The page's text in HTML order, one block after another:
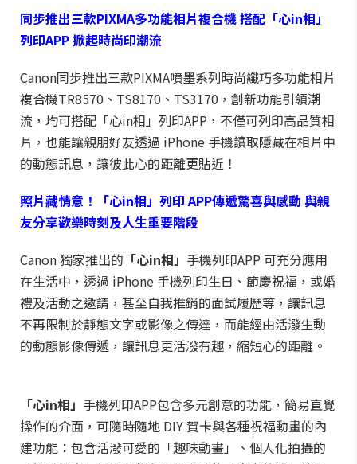
同步推出三款PIXMA多功能相片複合機搭配「心in相」
列印APP掀起時尚印潮流
Canon同步推出三款PIXMA噴墨系列時尚纖巧多功能相片
複合機TR8570、TS8170、TS3170，創新功能引領潮
流，均可搭配「心in相」列印APP，不僅可列印高品質相
片，也能讓親朋好友透過 iPhone 手機讀取隱藏在相片中
的動態訊息，讓彼此心的距離更貼近！
照片藏情意！「心in相」列印APP傳遞驚喜與感動 與親
友分享歡樂時刻及人生重要階段
Canon 獨家推出的 「心in相」 手機列印APP 可充分應用
在生活中，透過 iPhone 手機列印生日、節慶祝福，或婚
禮及活動之邀請，甚至自我推銷的面試履歷等，讓訊息
不再限制於靜態文字或影像之傳達，而能經由活潑生動
的動態影像傳遞，讓訊息更活潑有趣，縮短心的距離。
「心in相」 手機列印APP包含多元創意的功能，簡易直覺
操作的介面，可隨時隨地 DIY 賀卡與各種祝福動畫的內
建功能：包含活潑可愛的「趣味動畫」、個人化拍攝的